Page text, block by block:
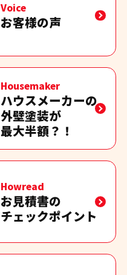
Voice
お客様の声
Housemaker
ハウスメーカーの
外壁塗装が
最大半額？！
Howread
お見積書の
チェックポイント